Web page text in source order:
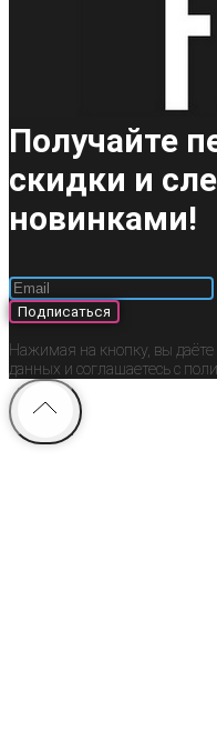
Получайте
скидки и
новинками!
Подписаться
Нажимая на кнопку, вы даёте
данных и соглашаетесь c